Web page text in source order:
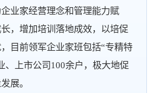
业家经营理念和管理能力赋
，增加培训落地成效，以培促
目前领军企业家班包括“专精特
、上市公司100余户，极大地促
展。